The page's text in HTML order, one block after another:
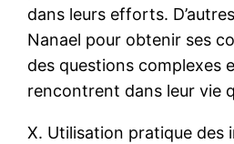
dans leurs efforts.
Nanael pour obtenir ses
des questions complexes
rencontrent dans leur vie
X. Utilisation pratique des